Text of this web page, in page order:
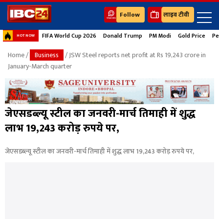
Follow लाइव टीवी
HOT NOW FIFA World Cup 2026 Donald Trump PM Modi Gold Price
Home/ Business
/ JSW Steel reports net profit at Rs 19,243 crore in
January-March quarter
जेएसडब्ल्यू स्टील का जनवरी-मार्च तिमाही में शुद्ध
लाभ 19,243 करोड़ रुपये पर,
जेएसडब्ल्यू स्टील का जनवरी-मार्च तिमाही में शुद्ध लाभ 19,243 करोड़ रुपये पर,